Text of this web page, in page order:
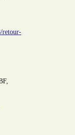
retour-